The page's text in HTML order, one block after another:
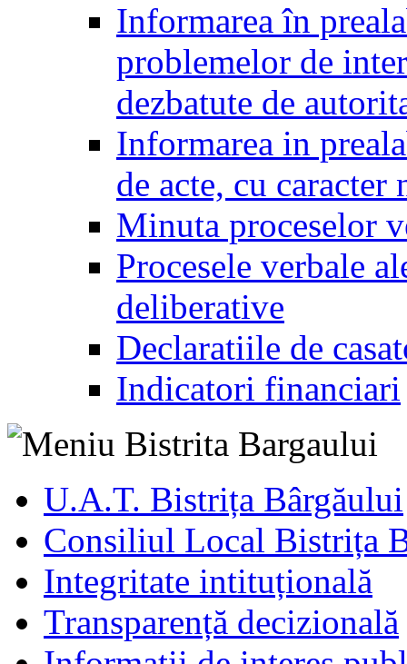
Informarea în
problemelor de
dezbatute de
Informarea in
de acte, cu caracter
Minuta proceselor
Procesele verbale
deliberative
Declaratiile de
Indicatori financiari
U.A.T. Bistrița Bârgăului
Consiliul Local Bistrița
Integritate intituțională
Transparență decizională